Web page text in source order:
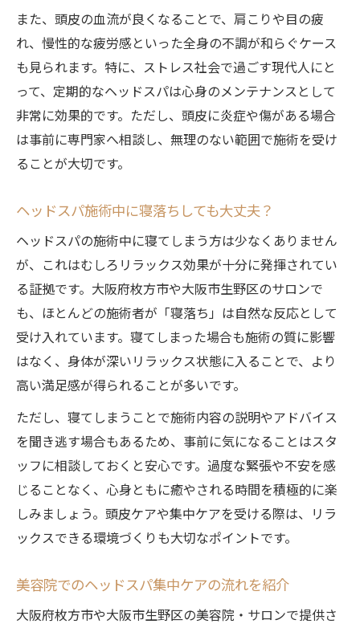
また、頭皮の血流が良くなることで、肩こりや目の疲
れ、慢性的な疲労感といった全身の不調が和らぐケース
も見られます。特に、ストレス社会で過ごす現代人にと
って、定期的なヘッドスパは心身のメンテナンスとして
非常に効果的です。ただし、頭皮に炎症や傷がある場合
は事前に専門家へ相談し、無理のない範囲で施術を受け
ることが大切です。
ヘッドスパ施術中に寝落ちしても大丈夫？
ヘッドスパの施術中に寝てしまう方は少なくありません
が、これはむしろリラックス効果が十分に発揮されてい
る証拠です。大阪府枚方市や大阪市生野区のサロンで
も、ほとんどの施術者が「寝落ち」は自然な反応として
受け入れています。寝てしまった場合も施術の質に影響
はなく、身体が深いリラックス状態に入ることで、より
高い満足感が得られることが多いです。
ただし、寝てしまうことで施術内容の説明やアドバイス
を聞き逃す場合もあるため、事前に気になることはスタ
ッフに相談しておくと安心です。過度な緊張や不安を感
じることなく、心身ともに癒やされる時間を積極的に楽
しみましょう。頭皮ケアや集中ケアを受ける際は、リラ
ックスできる環境づくりも大切なポイントです。
美容院でのヘッドスパ集中ケアの流れを紹介
大阪府枚方市や大阪市生野区の美容院・サロンで提供さ